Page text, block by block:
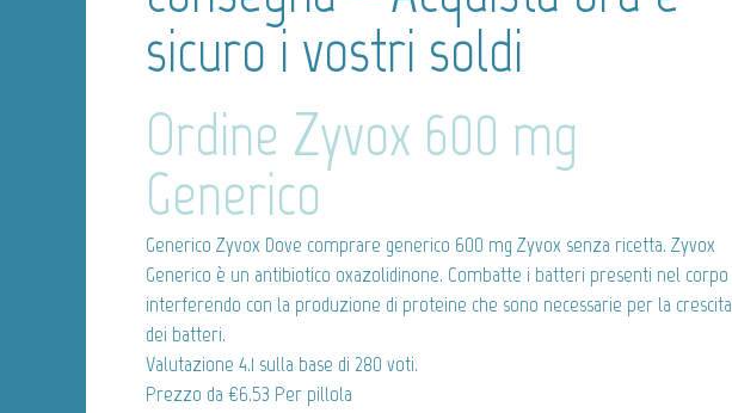
sicuro i vostri soldi
Ordine Zyvox 600 mg
Generico
Generico Zyvox Dove comprare generico 600 mg Zyvox senza ricetta. Zyvox
Generico è un antibiotico oxazolidinone. Combatte i batteri presenti nel corpo
interferendo con la produzione di proteine che sono necessarie per la crescita
dei batteri.
Valutazione 4.1 sulla base di 280 voti.
Prezzo da €6.53 Per pillola